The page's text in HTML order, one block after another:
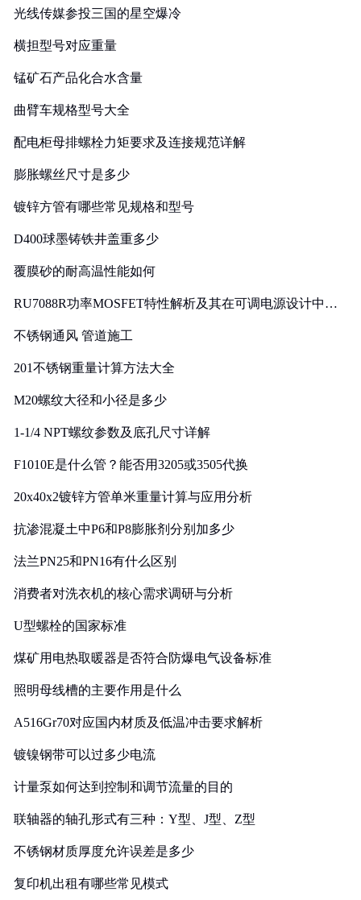
光线传媒参投三国的星空爆冷
横担型号对应重量
锰矿石产品化合水含量
曲臂车规格型号大全
配电柜母排螺栓力矩要求及连接规范详解
膨胀螺丝尺寸是多少
镀锌方管有哪些常见规格和型号
D400球墨铸铁井盖重多少
覆膜砂的耐高温性能如何
RU7088R功率MOSFET特性解析及其在可调电源设计中的
不锈钢通风 管道施工
201不锈钢重量计算方法大全
M20螺纹大径和小径是多少
1-1/4 NPT螺纹参数及底孔尺寸详解
F1010E是什么管？能否用3205或3505代换
20x40x2镀锌方管单米重量计算与应用分析
抗渗混凝土中P6和P8膨胀剂分别加多少
法兰PN25和PN16有什么区别
消费者对洗衣机的核心需求调研与分析
U型螺栓的国家标准
煤矿用电热取暖器是否符合防爆电气设备标准
照明母线槽的主要作用是什么
A516Gr70对应国内材质及低温冲击要求解析
镀镍钢带可以过多少电流
计量泵如何达到控制和调节流量的目的
联轴器的轴孔形式有三种：Y型、J型、Z型
不锈钢材质厚度允许误差是多少
复印机出租有哪些常见模式